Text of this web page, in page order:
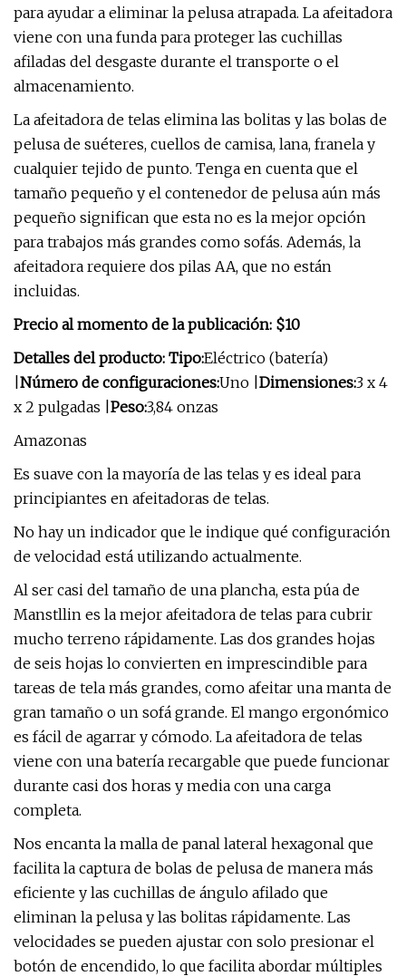
para ayudar a eliminar la pelusa atrapada. La afeitadora
viene con una funda para proteger las cuchillas
afiladas del desgaste durante el transporte o el
almacenamiento.
La afeitadora de telas elimina las bolitas y las bolas de
pelusa de suéteres, cuellos de camisa, lana, franela y
cualquier tejido de punto. Tenga en cuenta que el
tamaño pequeño y el contenedor de pelusa aún más
pequeño significan que esta no es la mejor opción
para trabajos más grandes como sofás. Además, la
afeitadora requiere dos pilas AA, que no están
incluidas.
Precio al momento de la publicación: $10
Detalles del producto: Tipo:Eléctrico (batería)
Número de configuraciones:Uno | Dimensiones:3 x 4
x 2 pulgadas | Peso:3,84 onzas
Amazonas
Es suave con la mayoría de las telas y es ideal para
principiantes en afeitadoras de telas.
No hay un indicador que le indique qué configuración
de velocidad está utilizando actualmente.
Al ser casi del tamaño de una plancha, esta púa de
Manstllin es la mejor afeitadora de telas para cubrir
mucho terreno rápidamente. Las dos grandes hojas
de seis hojas lo convierten en imprescindible para
tareas de tela más grandes, como afeitar una manta de
gran tamaño o un sofá grande. El mango ergonómico
es fácil de agarrar y cómodo. La afeitadora de telas
viene con una batería recargable que puede funcionar
durante casi dos horas y media con una carga
completa.
Nos encanta la malla de panal lateral hexagonal que
facilita la captura de bolas de pelusa de manera más
eficiente y las cuchillas de ángulo afilado que
eliminan la pelusa y las bolitas rápidamente. Las
velocidades se pueden ajustar con solo presionar el
botón de encendido, lo que facilita abordar múltiples